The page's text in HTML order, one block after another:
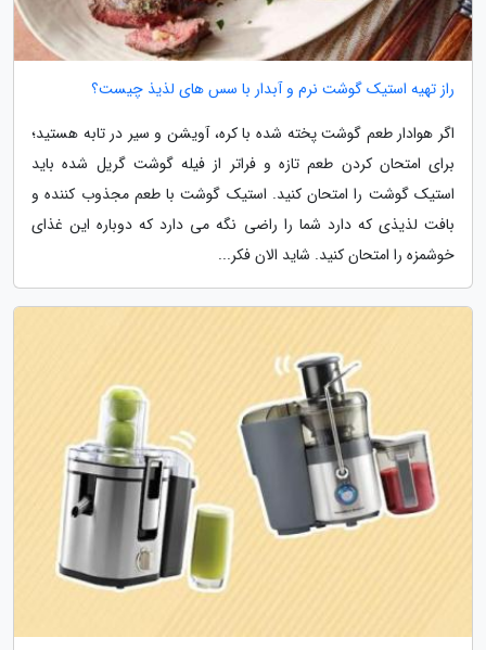
راز تهیه استیک گوشت نرم و آبدار با سس های لذیذ چیست؟
اگر هوادار طعم گوشت پخته شده با کره، آویشن و سیر در تابه هستید؛
برای امتحان کردن طعم تازه و فراتر از فیله گوشت گریل شده باید
استیک گوشت را امتحان کنید. استیک گوشت با طعم مجذوب کننده و
بافت لذیذی که دارد شما را راضی نگه می دارد که دوباره این غذای
خوشمزه را امتحان کنید. شاید الان فکر...